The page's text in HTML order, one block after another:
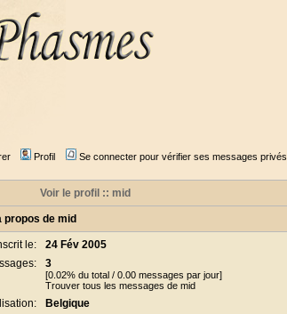
Profil Se connecter pour vérifier ses messages privés
Voir le profil :: mid
propos de mid
le:
24 Fév 2005
3
[0.02% du total / 0.00 messages par jour]
Trouver tous les messages de mid
Belgique